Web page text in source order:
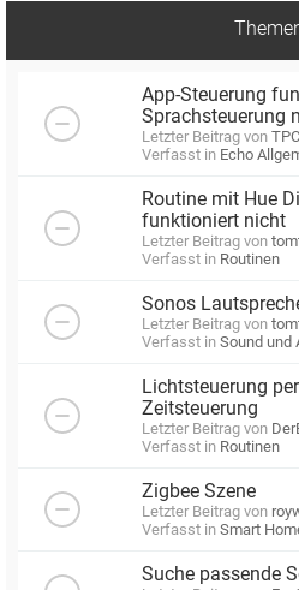
App-Steuerung
Sprachsteuerung
Letzter Beitrag von
Verfasst in Echo
Routine mit Hue
funktioniert nicht
Letzter Beitrag von
Verfasst in Routinen
Sonos
Letzter Beitrag von
Verfasst in Sound und
Lichtsteuerung
Zeitsteuerung
Letzter Beitrag von
Verfasst in Routinen
Zigbee Szene
Letzter Beitrag von
Verfasst in Smart
Suche passende